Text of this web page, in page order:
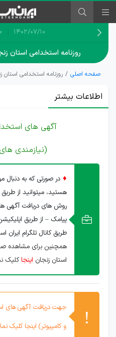
۱۴۰۲/۰۷/۱۰ 0 نظر
روزنامه استخدامی استان زنجان |
صفحه اصلی روزنامه استخدامی استان زنجان |
اطلاعات بیشتر
آگهی های
(نیازمندی
♦ در صورتی که به
هستید، میتوانید از
روش های دریافت آگهی
پیامک – از طریق
طریق کانال تلگرام ایران
همچنین برای مشاهده
استان زنجان اینجاکلیک
جهت دریافت آگهی های
و کامپیوتر) اینجا کلیک